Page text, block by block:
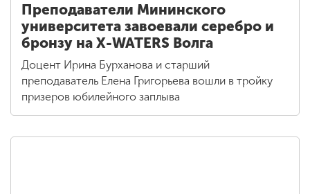
Преподаватели Мининского
университета завоевали серебро и
бронзу на X-WATERS Волга
Доцент Ирина Бурханова и старший
преподаватель Елена Григорьева вошли в тройку
призеров юбилейного заплыва